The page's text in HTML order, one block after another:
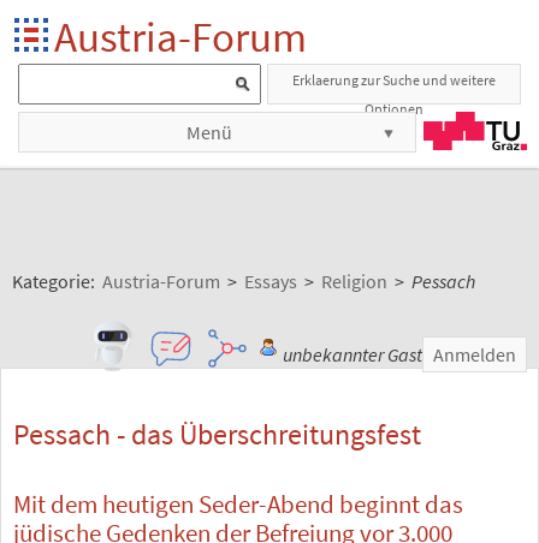
Austria-Forum
Erklaerung zur Suche und weitere
Optionen
Menü
Kategorie: Austria-Forum > Essays > Religion > Pessach
unbekannter Gast Anmelden
Pessach - das Überschreitungsfest
Mit dem heutigen Seder-Abend beginnt das
jüdische Gedenken der Befreiung vor 3.000